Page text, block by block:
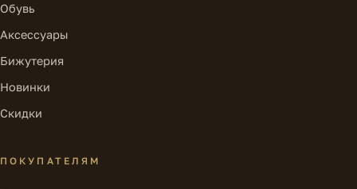
Обувь
Аксессуары
Бижутерия
Новинки
Скидки
ПОКУПАТЕЛЯМ